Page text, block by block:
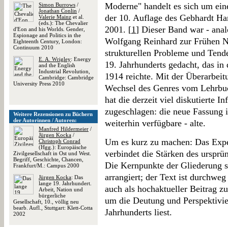
Simon Burrows /
Jonathan Conlin /
Valerie Mainz et al.
(eds.): The Chevalier
d'Eon and his Worlds. Gender,
Espionage and Politics in the
Eighteenth Century, London:
Continuum 2010
E. A. Wrigley: Energy
and the English
Industrial Revolution,
Cambridge: Cambridge
University Press 2010
Weitere Rezensionen zu Büchern
der Autorinnen / Autoren:
Manfred Hildermeier /
Jürgen Kocka /
Christoph Conrad
(Hgg.): Europäische
Zivilgesellschaft in Ost und West.
Begriff, Geschichte, Chancen,
Frankfurt/M.: Campus 2000
Jürgen Kocka: Das
lange 19. Jahrhundert.
Arbeit, Nation und
bürgerliche
Gesellschaft, 10., völlig neu
bearb. Aufl., Stuttgart: Klett-Cotta
2002
Moderne" handelt es sich um
der 10. Auflage des Gebhardt
2001. [1] Dieser Band war -
Wolfgang Reinhard zur Frühen
strukturellen Probleme und
19. Jahrhunderts gedacht, das
1914 reichte. Mit der
Wechsel des Genres vom
hat die derzeit viel diskutierte
zugeschlagen: die neue
weiterhin verfügbare - alte.
Um es kurz zu machen: Das
verbindet die Stärken des
Die Kernpunkte der Gliederung
arrangiert; der Text ist
auch als hochaktueller Beitrag
um die Deutung und
Jahrhunderts liest.